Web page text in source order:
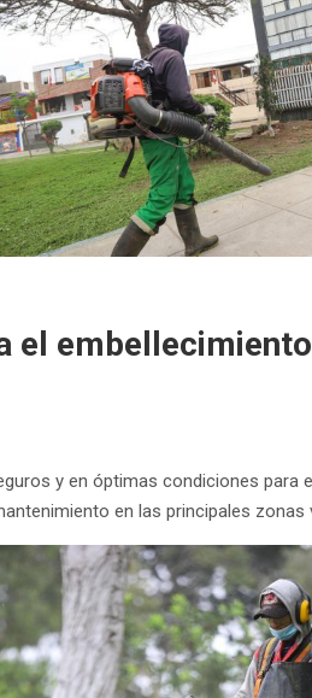
y en óptimas condiciones para
en las principales zonas